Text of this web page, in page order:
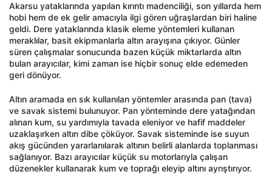
Akarsu yataklarında yapılan kırıntı madenciliği, son yıllarda hem
hobi hem de ek gelir amacıyla ilgi gören uğraşlardan biri haline
geldi. Dere yataklarında klasik eleme yöntemleri kullanan
meraklılar, basit ekipmanlarla altın arayışına çıkıyor. Günler
süren çalışmalar sonucunda bazen küçük miktarlarda altın
bulan arayıcılar, kimi zaman ise hiçbir sonuç elde edemeden
geri dönüyor.
Altın aramada en sık kullanılan yöntemler arasında pan (tava)
ve savak sistemi bulunuyor. Pan yönteminde dere yatağından
alınan kum, su yardımıyla tavada eleniyor ve hafif maddeler
uzaklaşırken altın dibe çöküyor. Savak sisteminde ise suyun
akış gücünden yararlanılarak altının belirli alanlarda toplanması
sağlanıyor. Bazı arayıcılar küçük su motorlarıyla çalışan
düzenekler kullanarak kum ve toprağı eleyip altını ayrıştırıyor.